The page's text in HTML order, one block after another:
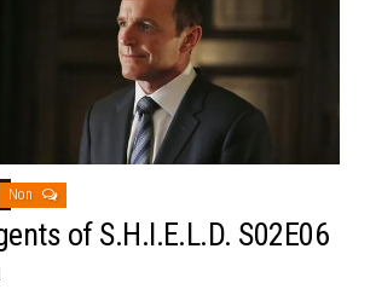
Non
of S.H.I.E.L.D. S02E06